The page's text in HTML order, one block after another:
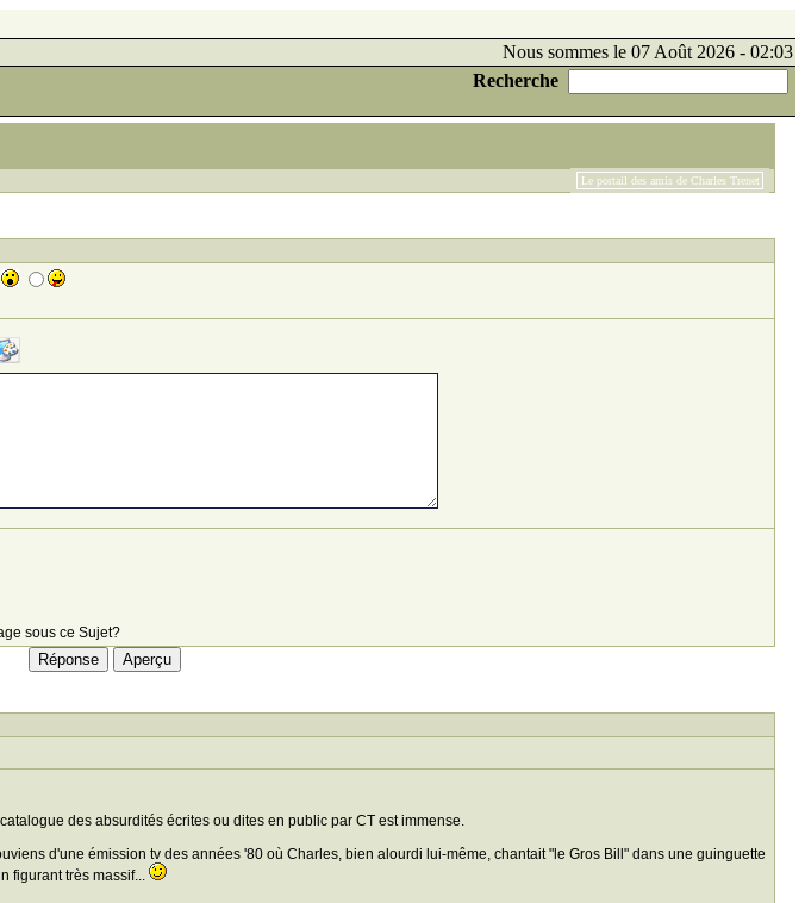
Nous sommes le 07 Août 2026 - 02:03
Recherche
Le portail des amis de Charles Trenet
sous ce Sujet?
des absurdités écrites ou dites en public par CT est immense.
d'une émission tv des années '80 où Charles, bien alourdi lui-même, chantait "le Gros Bill" dans une guinguette
figurant très massif...